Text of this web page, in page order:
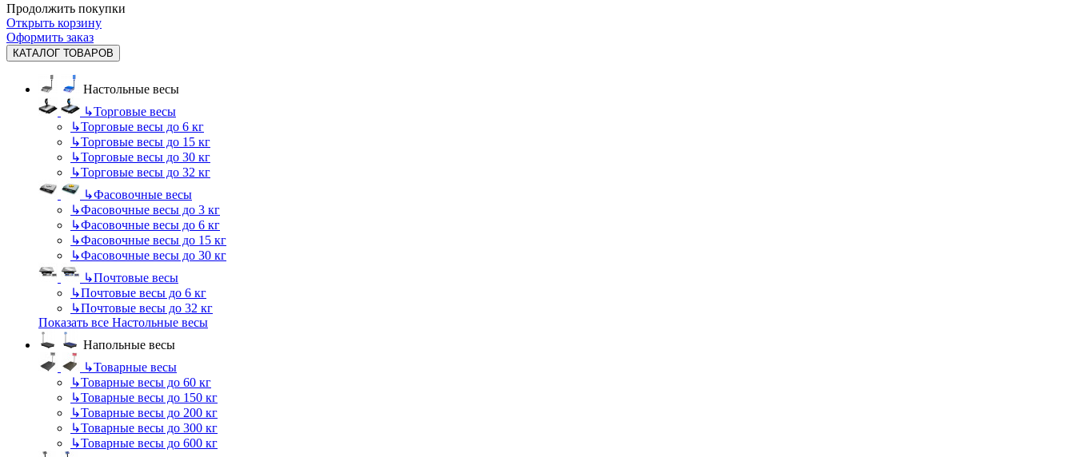
Продолжить покупки
Открыть корзину
Оформить заказ
КАТАЛОГ ТОВАРОВ
Настольные весы
↳Торговые весы
↳Торговые весы до 6 кг
↳Торговые весы до 15 кг
↳Торговые весы до 30 кг
↳Торговые весы до 32 кг
↳Фасовочные весы
↳Фасовочные весы до 3 кг
↳Фасовочные весы до 6 кг
↳Фасовочные весы до 15 кг
↳Фасовочные весы до 30 кг
↳Почтовые весы
↳Почтовые весы до 6 кг
↳Почтовые весы до 32 кг
Показать все Настольные весы
Напольные весы
↳Товарные весы
↳Товарные весы до 60 кг
↳Товарные весы до 150 кг
↳Товарные весы до 200 кг
↳Товарные весы до 300 кг
↳Товарные весы до 600 кг